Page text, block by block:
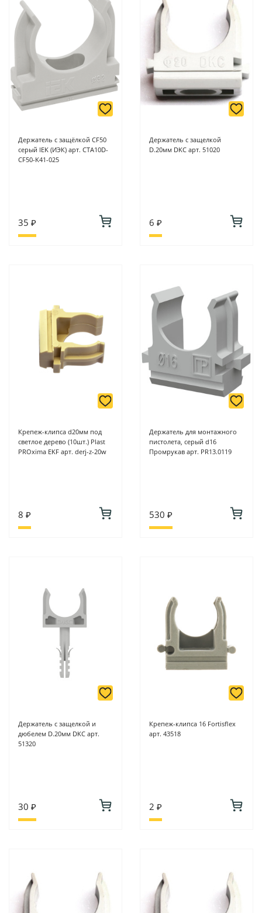
Держатель с защёлкой CF50
серый IEK (ИЭК) арт. CTA10D-
CF50-K41-025
35 ₽
Держатель с защелкой
D.20мм DKC арт. 51020
6 ₽
Крепеж-клипса d20мм под
светлое дерево (10шт.) Plast
PROxima EKF арт. derj-z-20w
8 ₽
Держатель для монтажного
пистолета, серый d16
Промрукав арт. PR13.0119
530 ₽
Держатель с защелкой и
дюбелем D.20мм DKC арт.
51320
30 ₽
Крепеж-клипса 16 Fortisflex
арт. 43518
2 ₽